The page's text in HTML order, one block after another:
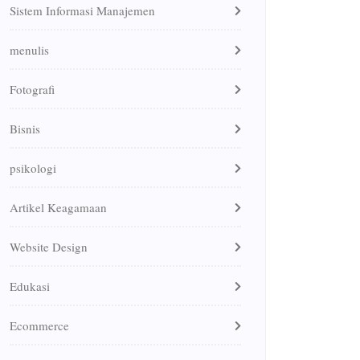
Sistem Informasi Manajemen
menulis
Fotografi
Bisnis
psikologi
Artikel Keagamaan
Website Design
Edukasi
Ecommerce